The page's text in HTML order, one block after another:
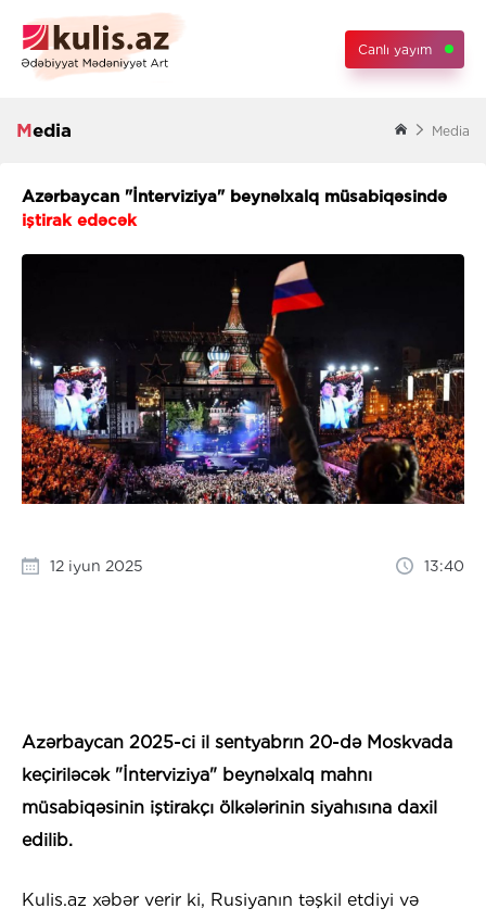
Canlı yayım
Media Media
Azərbaycan "İnterviziya" beynəlxalq müsabiqəsində
iştirak edəcək
12 iyun 2025 13:40
Azərbaycan 2025-ci il sentyabrın 20-də Moskvada
keçiriləcək "İnterviziya" beynəlxalq mahnı
müsabiqəsinin iştirakçı ölkələrinin siyahısına daxil
edilib.
Kulis.az xəbər verir ki, Rusiyanın təşkil etdiyi və